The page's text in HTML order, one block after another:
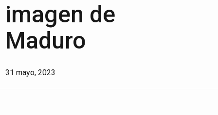
imagen de
Maduro
31 mayo, 2023